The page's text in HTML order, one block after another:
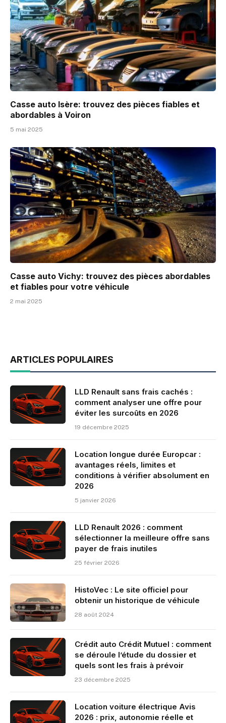
Casse auto Isère: trouvez des pièces fiables et
abordables à Voiron
5 mai 2025
Casse auto Vichy: trouvez des pièces abordables
et fiables pour votre véhicule
2 mai 2025
ARTICLES POPULAIRES
LLD Renault sans frais cachés :
comment analyser une offre pour
éviter les surcoûts en 2026
19 décembre 2025
Location longue durée Europcar :
avantages réels, limites et
conditions à vérifier absolument en
2026
5 janvier 2026
LLD Renault 2026 : comment
sélectionner la meilleure offre sans
payer de frais inutiles
25 février 2026
HistoVec : Le site officiel pour
obtenir un historique de véhicule
28 août 2024
Crédit auto Crédit Mutuel : comment
se déroule l’étude du dossier et
quels sont les frais à prévoir
23 décembre 2025
Location voiture électrique Avis
2026 : prix, autonomie réelle et